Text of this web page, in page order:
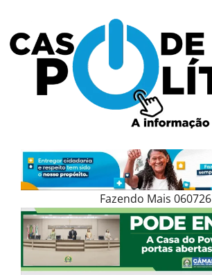
content
Fazendo Mais 060726